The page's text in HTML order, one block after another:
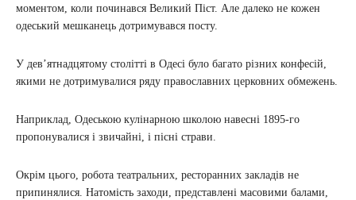
моментом, коли починався Великий Піст. Але далеко не кожен
одеський мешканець дотримувався посту.
У дев’ятнадцятому столітті в Одесі було багато різних конфесій,
якими не дотримувалися ряду православних церковних обмежень.
Наприклад, Одеською кулінарною школою навесні 1895-го
пропонувалися і звичайні, і пісні страви.
Окрім цього, робота театральних, ресторанних закладів не
припинялися. Натомість заходи, представлені масовими балами,